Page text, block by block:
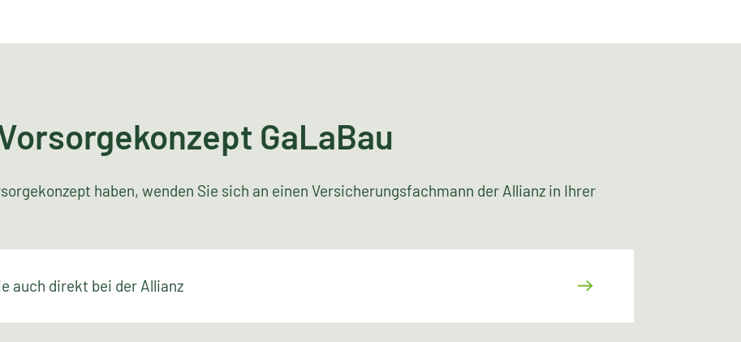
GaLaBau
haben, wenden Sie sich an einen Versicherungsfachmann der Allianz in Ihrer
auch direkt bei der Allianz